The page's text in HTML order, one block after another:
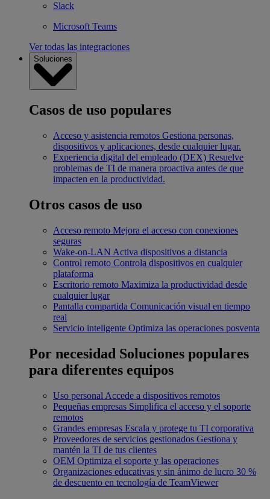
Slack
Microsoft Teams
Ver todas las integraciones
Soluciones
Casos de uso populares
Acceso y asistencia remotos Gestiona personas,
dispositivos y aplicaciones, desde cualquier lugar.
Experiencia digital del empleado (DEX) Resuelve
problemas de TI de manera proactiva antes de que
impacten en la productividad.
Otros casos de uso
Acceso remoto Mejora el acceso con conexiones
seguras
Wake-on-LAN Activa dispositivos a distancia
Control remoto Controla dispositivos en cualquier
plataforma
Escritorio remoto Maximiza la productividad desde
cualquier lugar
Pantalla compartida Comunicación visual en tiempo
real
Servicio inteligente Optimiza las operaciones posventa
Por necesidad Soluciones populares
para diferentes equipos
Uso personal Accede a dispositivos remotos
Pequeñas empresas Simplifica el acceso y el soporte
remotos
Grandes empresas Escala y protege tu TI corporativa
Proveedores de servicios gestionados Gestiona y
mantén la TI de tus clientes
OEM Optimiza el soporte y las operaciones
Organizaciones educativas y sin ánimo de lucro 30 %
de descuento en tecnología de TeamViewer